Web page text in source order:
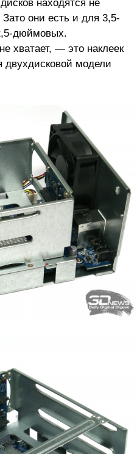
Зато они есть и для 3,5-
дюймовых.
хватает, — это наклеек
модели